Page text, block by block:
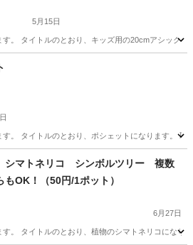
5月15日
す。 タイトルのとおり、キッズ用の20cmアシック
ッズ用品
す。 タイトルのとおり、ポシェットになります。
物 付近
シマトネリコ シンボルツリー 複数
もOK！（50円/1ポット）
6月27日
す。 タイトルのとおり、植物のシマトネリコにな